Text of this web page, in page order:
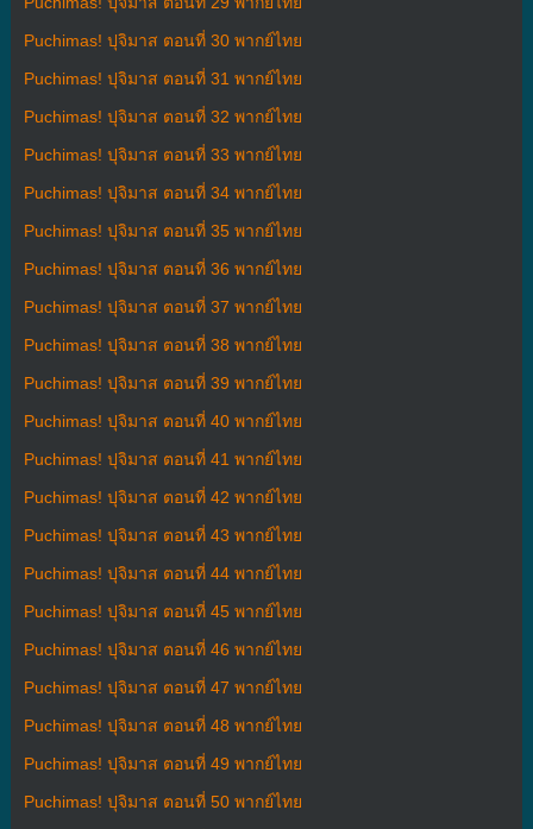
Puchimas! ปุจิมาส ตอนที่ 30 พากย์ไทย
Puchimas! ปุจิมาส ตอนที่ 31 พากย์ไทย
Puchimas! ปุจิมาส ตอนที่ 32 พากย์ไทย
Puchimas! ปุจิมาส ตอนที่ 33 พากย์ไทย
Puchimas! ปุจิมาส ตอนที่ 34 พากย์ไทย
Puchimas! ปุจิมาส ตอนที่ 35 พากย์ไทย
Puchimas! ปุจิมาส ตอนที่ 36 พากย์ไทย
Puchimas! ปุจิมาส ตอนที่ 37 พากย์ไทย
Puchimas! ปุจิมาส ตอนที่ 38 พากย์ไทย
Puchimas! ปุจิมาส ตอนที่ 39 พากย์ไทย
Puchimas! ปุจิมาส ตอนที่ 40 พากย์ไทย
Puchimas! ปุจิมาส ตอนที่ 41 พากย์ไทย
Puchimas! ปุจิมาส ตอนที่ 42 พากย์ไทย
Puchimas! ปุจิมาส ตอนที่ 43 พากย์ไทย
Puchimas! ปุจิมาส ตอนที่ 44 พากย์ไทย
Puchimas! ปุจิมาส ตอนที่ 45 พากย์ไทย
Puchimas! ปุจิมาส ตอนที่ 46 พากย์ไทย
Puchimas! ปุจิมาส ตอนที่ 47 พากย์ไทย
Puchimas! ปุจิมาส ตอนที่ 48 พากย์ไทย
Puchimas! ปุจิมาส ตอนที่ 49 พากย์ไทย
Puchimas! ปุจิมาส ตอนที่ 50 พากย์ไทย